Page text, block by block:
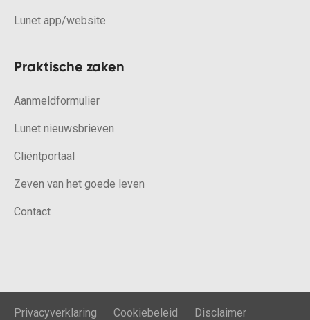
Lunet app/website
Praktische zaken
Aanmeldformulier
Lunet nieuwsbrieven
Cliëntportaal
Zeven van het goede leven
Contact
Privacyverklaring Cookiebeleid Disclaimer